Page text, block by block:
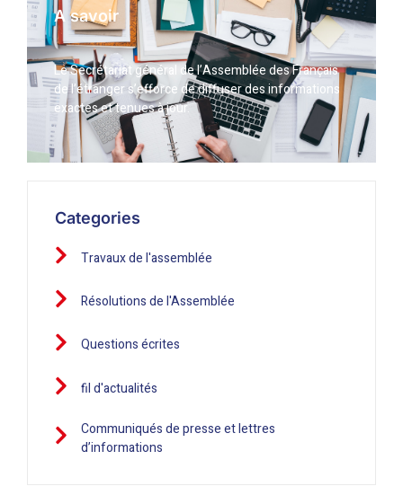
A savoir
Le Secrétariat général de l’Assemblée des Français
de l’étranger s’efforce de diffuser des informations
exactes et tenues à jour.
Categories
Travaux de l'assemblée
Résolutions de l'Assemblée
Questions écrites
fil d'actualités
Communiqués de presse et lettres
d’informations